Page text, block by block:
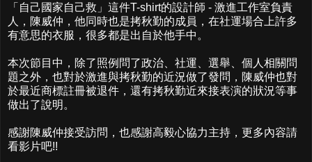
「自己國家自己救」這件T-shirt的設計師 - 激進工作室負責
人，陳威仲，他同時也是拷秋勤的成員，在社運場合上許多
有意思的衣服，很多都是出自於他手中。
本次節目中，除了照例問了政治、社運、選舉、個人相關問
題之外，也對於激進與拷秋勤的近況做了發問，陳威仲也對
於最近商標註冊被退件，還有拷秋勤近來接表演的狀況等事
做出了說明。
感謝陳威仲接受訪問，也感謝高毅心協力主持，更多內容請
看影片吧!!